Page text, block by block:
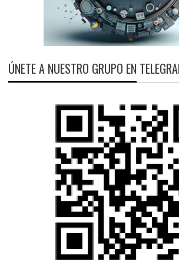
ÚNETE A NUESTRO GRUPO EN